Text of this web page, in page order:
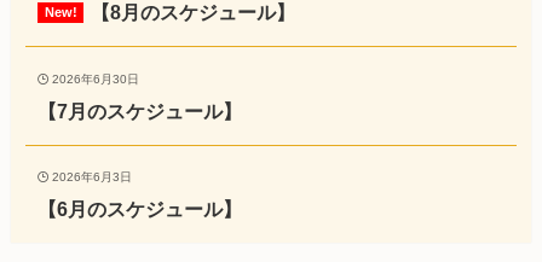
【8月のスケジュール】
2026年6月30日
【7月のスケジュール】
2026年6月3日
【6月のスケジュール】